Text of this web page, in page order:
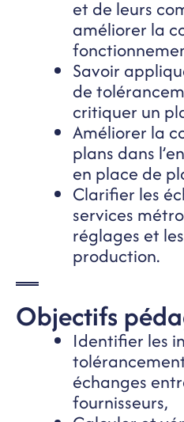
et de leurs
améliorer la
Savoir
de
critiquer un
Améliorer la
plans dans
en place de
Clarifier les
services
réglages et
production.
Objectifs
Identifier les
échanges
fournisseurs,